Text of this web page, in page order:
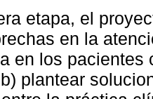
etapa, el
en la
en los pacientes
plantear